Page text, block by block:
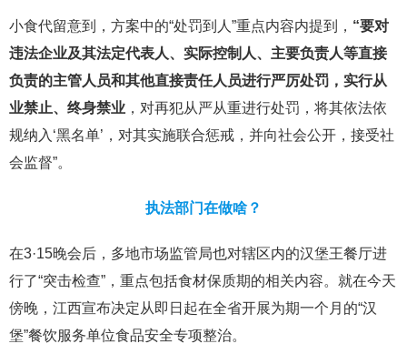
小食代留意到，方案中的“处罚到人”重点内容内提到， “要对
违法企业及其法定代表人、实际控制人、主要负责人等直接
负责的主管人员和其他直接责任人员进行严厉处罚，实行从
业禁止、终身禁业 ，对再犯从严从重进行处罚，将其依法依
规纳入‘黑名单’，对其实施联合惩戒，并向社会公开，接受社
会监督”。
执法部门在做啥？
在3·15晚会后，多地市场监管局也对辖区内的汉堡王餐厅进
行了“突击检查”，重点包括食材保质期的相关内容。就在今天
傍晚，江西宣布决定从即日起在全省开展为期一个月的“汉
堡”餐饮服务单位食品安全专项整治。